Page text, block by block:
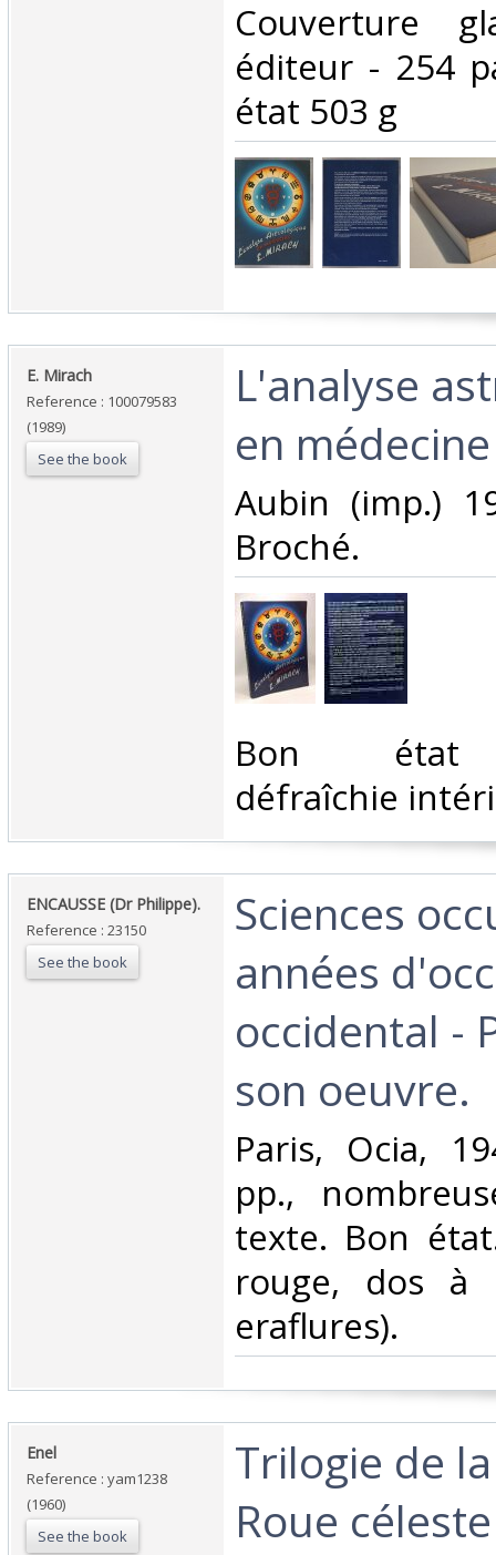
Couverture
éditeur - 254
état 503 g‎
‎E. Mirach‎
Reference : 100079583
(1989)
See the book
‎L'analyse
en médecine‎
‎Aubin (imp.)
Broché.‎
‎Bon état
défraîchie
‎ENCAUSSE (Dr Philippe).‎
Reference : 23150
See the book
‎Sciences
années
occidental -
son oeuvre.‎
‎Paris, Ocia,
pp.,
texte. Bon
rouge, dos à
eraflures).‎
‎Enel‎
Reference : yam1238
(1960)
See the book
‎Trilogie de
Roue